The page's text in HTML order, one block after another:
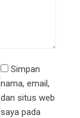
Simpan
nama, email,
dan situs web
saya pada